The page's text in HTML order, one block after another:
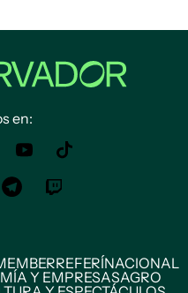
en:
REFERÍNACIONAL
Y EMPRESASAGRO